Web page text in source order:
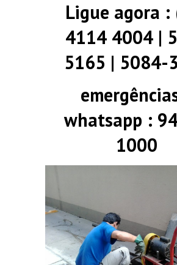
Ligue agora :
4114 4004 |
5165 | 5084-
whatsapp :
1000